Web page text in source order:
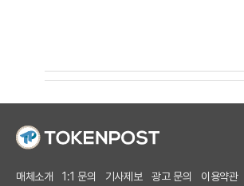
매체소개 1:1 문의 기사제보 광고 문의 이용약관